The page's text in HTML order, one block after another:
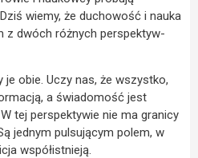
wiemy, że duchowość i nauka
z dwóch różnych perspektyw-
je obie. Uczy nas, że wszystko,
a świadomość jest
tej perspektywie nie ma granicy
jednym pulsującym polem, w
współistnieją.